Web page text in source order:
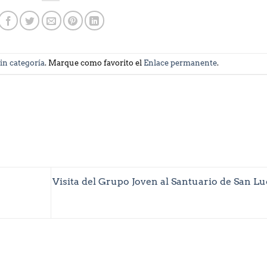
categoría. Marque como favorito el Enlace permanente.
Visita del Grupo Joven al Santuario de San